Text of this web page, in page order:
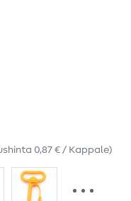
0,87 € / Kappale)